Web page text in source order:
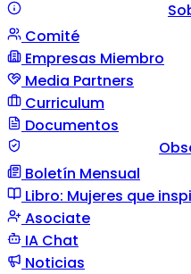
Misión y Valores
Comité
Empresas Miembro
Media Partners
Curriculum
Documentos
Guía documento
violencia
Boletín Mensual
Libro: Mujeres que
Asociate
IA Chat
Noticias